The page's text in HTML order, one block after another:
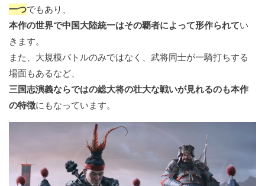
一つでもあり、
本作の世界で中国大陸統一はその覇者によって形作られてい
きます。
また、大規模バトルのみではなく、武将同士が一騎打ちする
場面もあるなど、
三国志演義ならではの総大将の壮大な戦いが見れるのも本作
の特徴にもなっています。